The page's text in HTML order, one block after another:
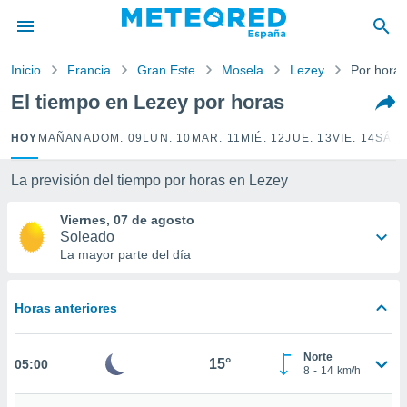
por
para
que se
calidad.
a este
y
digital
permite
Inicio Francia Gran Este Mosela Lezey Por horas
El tiempo en Lezey por horas
HOY MAÑANA DOM. 09 LUN. 10 MAR. 11 MIÉ. 12JUE. 13VIE. 14
La previsión del tiempo por horas en Lezey
Viernes, 07 de agosto
Soleado
La mayor parte del día
Horas anteriores
05:00 15°
Norte
8 - 14 km/h